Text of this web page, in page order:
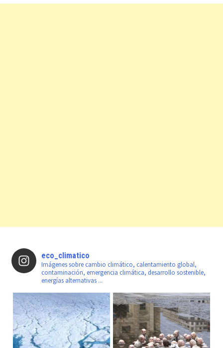
eco_climatico
Imágenes sobre cambio climático, calentamiento global,
contaminación, emergencia climática, desarrollo sostenible,
energías alternativas ...